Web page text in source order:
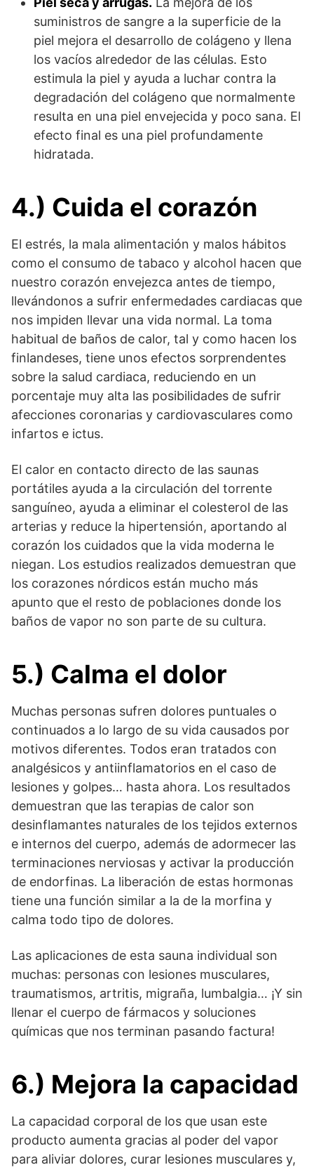
suministros de sangre a la superficie de la
piel mejora el desarrollo de colágeno y llena
los vacíos alrededor de las células. Esto
estimula la piel y ayuda a luchar contra la
degradación del colágeno que normalmente
resulta en una piel envejecida y poco sana. El
efecto final es una piel profundamente
hidratada.
4.) Cuida el corazón
El estrés, la mala alimentación y malos hábitos
como el consumo de tabaco y alcohol hacen que
nuestro corazón envejezca antes de tiempo,
llevándonos a sufrir enfermedades cardiacas que
nos impiden llevar una vida normal. La toma
habitual de baños de calor, tal y como hacen los
finlandeses, tiene unos efectos sorprendentes
sobre la salud cardiaca, reduciendo en un
porcentaje muy alta las posibilidades de sufrir
afecciones coronarias y cardiovasculares como
infartos e ictus.
El calor en contacto directo de las saunas
portátiles ayuda a la circulación del torrente
sanguíneo, ayuda a eliminar el colesterol de las
arterias y reduce la hipertensión, aportando al
corazón los cuidados que la vida moderna le
niegan. Los estudios realizados demuestran que
los corazones nórdicos están mucho más
apunto que el resto de poblaciones donde los
baños de vapor no son parte de su cultura.
5.) Calma el dolor
Muchas personas sufren dolores puntuales o
continuados a lo largo de su vida causados por
motivos diferentes. Todos eran tratados con
analgésicos y antiinflamatorios en el caso de
lesiones y golpes… hasta ahora. Los resultados
demuestran que las terapias de calor son
desinflamantes naturales de los tejidos externos
e internos del cuerpo, además de adormecer las
terminaciones nerviosas y activar la producción
de endorfinas. La liberación de estas hormonas
tiene una función similar a la de la morfina y
calma todo tipo de dolores.
Las aplicaciones de esta sauna individual son
muchas: personas con lesiones musculares,
traumatismos, artritis, migraña, lumbalgia… ¡Y sin
llenar el cuerpo de fármacos y soluciones
químicas que nos terminan pasando factura!
6.) Mejora la capacidad
La capacidad corporal de los que usan este
producto aumenta gracias al poder del vapor
para aliviar dolores, curar lesiones musculares y,